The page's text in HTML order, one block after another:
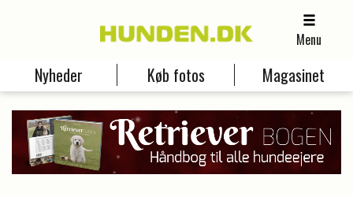
Menu
Nyheder Køb fotos Magasinet